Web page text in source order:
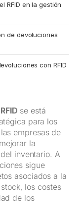
RFID en la gestión
de devoluciones
con RFID
se está
para los
empresas de
la
inventario. A
sigue
asociados a la
los costes
de los